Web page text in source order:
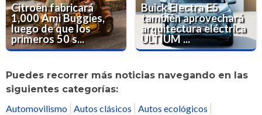
Citroën fabricará
1,000 Ami Buggies,
luego de que los
primeros 50 s...
Buick Electra E5
también aprovechará
arquitectura eléctrica
ULTIUM ...
Puedes recorrer más noticias navegando en las
siguientes categorías:
Automovilismo Autos clásicos
Autos ecológicos